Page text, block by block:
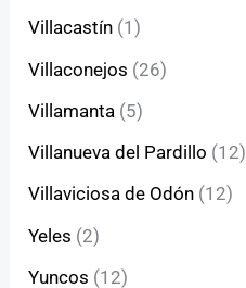
Villacastín (1)
Villaconejos (26)
Villamanta (5)
Villanueva del Pardillo (12)
Villaviciosa de Odón (12)
Yeles (2)
Yuncos (12)